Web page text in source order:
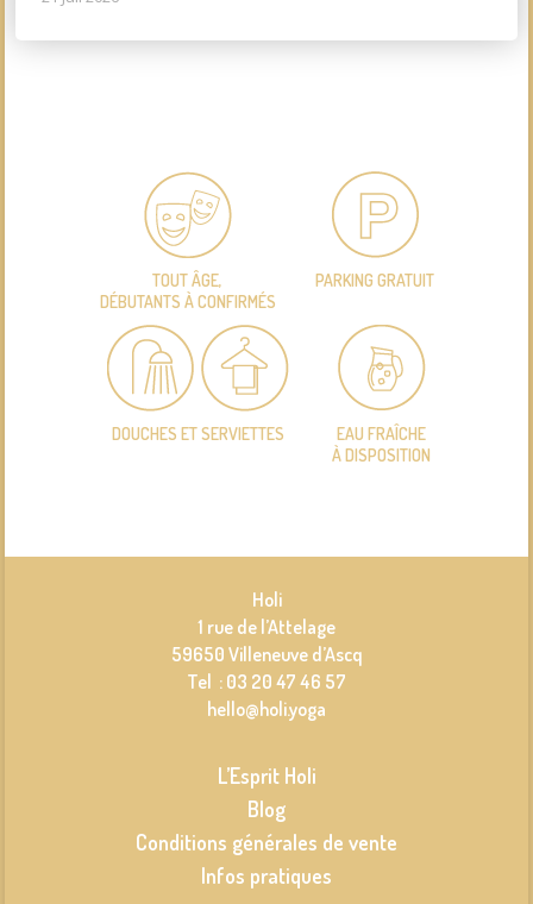
TOUT ÂGE,
DÉBUTANTS À CONFIRMÉS
PARKING GRATUIT
DOUCHES ET SERVIETTES
EAU FRAÎCHE
À DISPOSITION
Holi
1 rue de l’Attelage
59650 Villeneuve d’Ascq
Tel : 03 20 47 46 57
hello@holi.yoga
L’Esprit Holi
Blog
Conditions générales de vente
Infos pratiques